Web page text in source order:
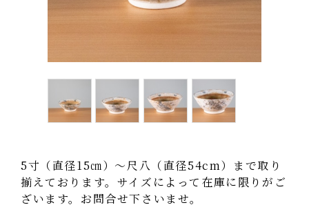
5寸（直径15㎝）～尺八（直径54cm）まで取り
揃えております。サイズによって在庫に限りがご
ざいます。お問合せ下さいませ。